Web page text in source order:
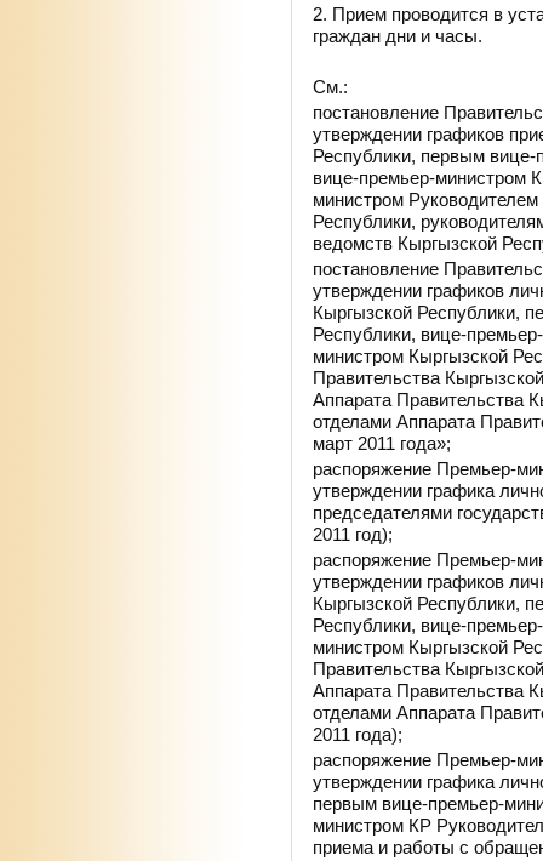
2. Прием проводится в
граждан дни и часы.
См.:
постановление
утверждении графиков
Республики, первым
вице-премьер-министром
министром
Республики,
ведомств Кыргызской
постановление
утверждении графиков
Кыргызской Республики,
Республики, вице-
министром Кыргызской
Правительства
Аппарата Правительства
отделами Аппарата
март 2011 года»;
распоряжение Премьер-
утверждении графика
председателями
2011 год);
распоряжение Премьер-
утверждении графиков
Кыргызской Республики,
Республики, вице-
министром Кыргызской
Правительства
Аппарата Правительства
отделами Аппарата
2011 года);
распоряжение Премьер-
утверждении графика
первым вице-премьер-
министром КР
приема и работы с